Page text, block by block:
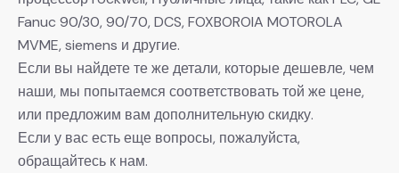
Fanuc 90/30, 90/70, DCS, FOXBOROIA MOTOROLA
MVME, siemens и другие.
Если вы найдете те же детали, которые дешевле, чем
наши, мы попытаемся соответствовать той же цене,
или предложим вам дополнительную скидку.
Если у вас есть еще вопросы, пожалуйста,
обращайтесь к нам.